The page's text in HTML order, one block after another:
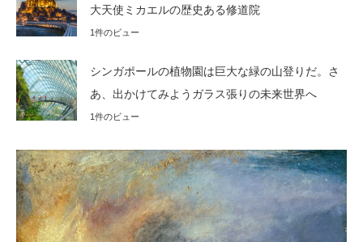
大天使ミカエルの歴史ある修道院
1件のビュー
シンガポールの植物園は巨大な緑の山登りだ。さ
あ、出かけてみようガラス張りの未来世界へ
1件のビュー